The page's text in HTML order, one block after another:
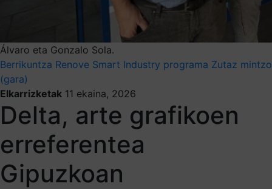
Álvaro eta Gonzalo Sola.
Berrikuntza Renove Smart Industry programa Zutaz mintzo
(gara)
Elkarrizketak 11 ekaina, 2026
Delta, arte grafikoen
erreferentea
Gipuzkoan